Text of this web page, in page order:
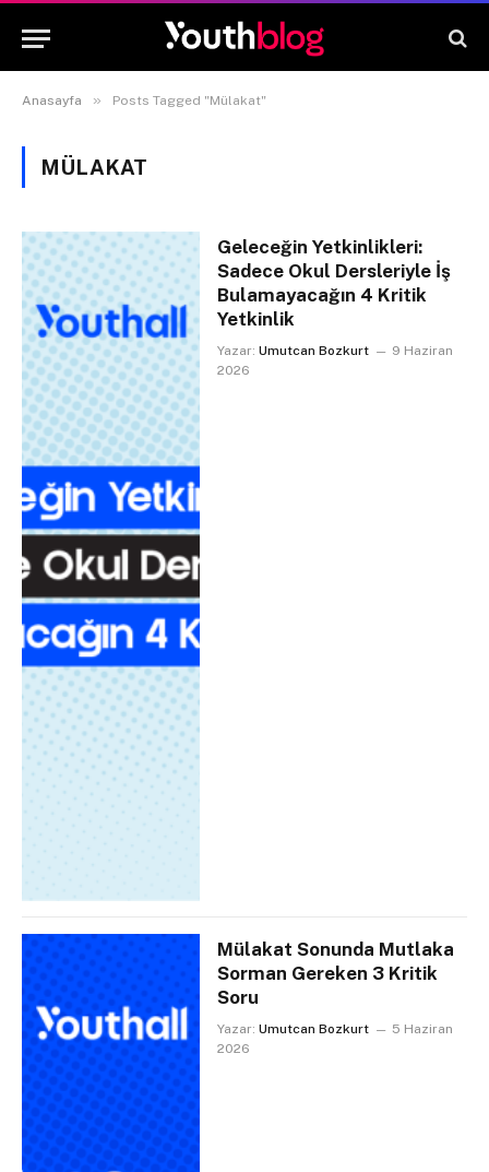
Anasayfa » Posts Tagged "Mülakat"
MÜLAKAT
Geleceğin Yetkinlikleri:
Sadece Okul Dersleriyle İş
Bulamayacağın 4 Kritik
Yetkinlik
Yazar: Umutcan Bozkurt
9 Haziran
2026
Mülakat Sonunda Mutlaka
Sorman Gereken 3 Kritik
Soru
Yazar: Umutcan Bozkurt
5 Haziran
2026